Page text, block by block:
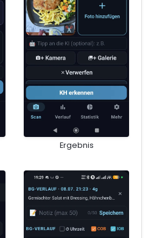
Ergebnis